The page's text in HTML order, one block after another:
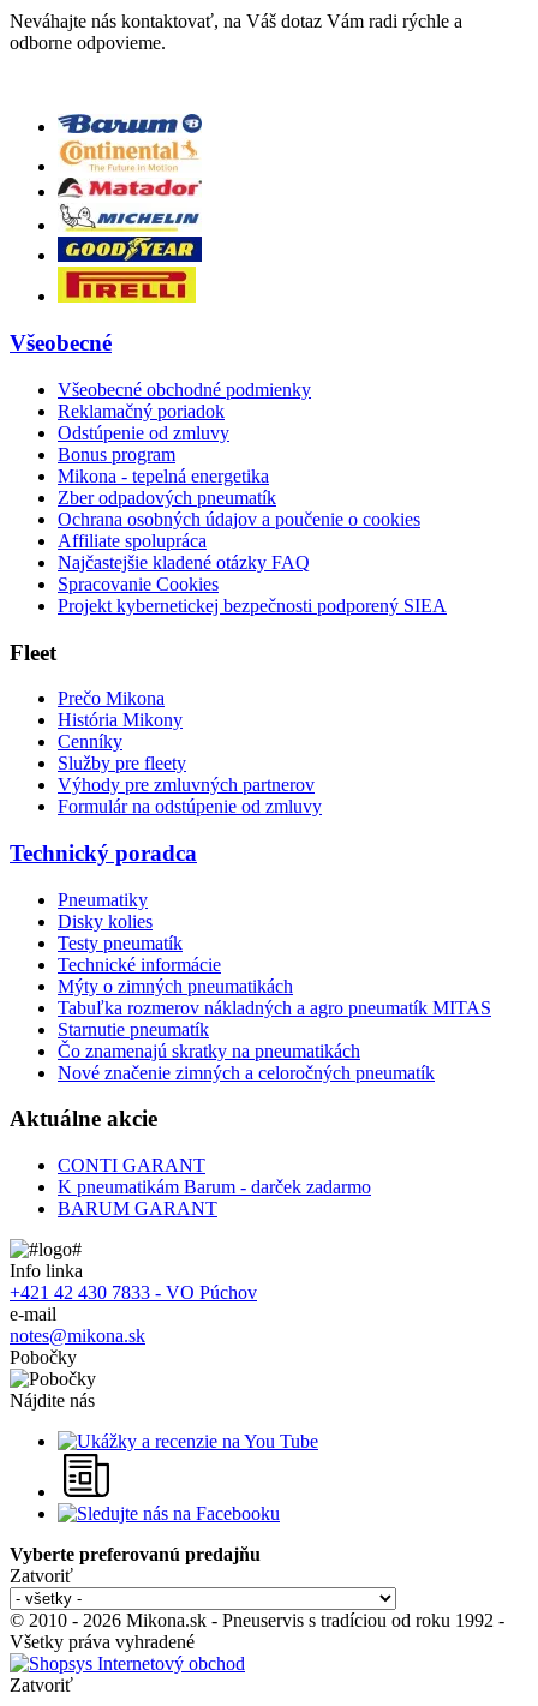
Neváhajte nás kontaktovať, na Váš dotaz Vám radi rýchle a
odborne odpovieme.
Všeobecné
Všeobecné obchodné podmienky
Reklamačný poriadok
Odstúpenie od zmluvy
Bonus program
Mikona - tepelná energetika
Zber odpadových pneumatík
Ochrana osobných údajov a poučenie o cookies
Affiliate spolupráca
Najčastejšie kladené otázky FAQ
Spracovanie Cookies
Projekt kybernetickej bezpečnosti podporený SIEA
Fleet
Prečo Mikona
História Mikony
Cenníky
Služby pre fleety
Výhody pre zmluvných partnerov
Formulár na odstúpenie od zmluvy
Technický poradca
Pneumatiky
Disky kolies
Testy pneumatík
Technické informácie
Mýty o zimných pneumatikách
Tabuľka rozmerov nákladných a agro pneumatík MITAS
Starnutie pneumatík
Čo znamenajú skratky na pneumatikách
Nové značenie zimných a celoročných pneumatík
Aktuálne akcie
CONTI GARANT
K pneumatikám Barum - darček zadarmo
BARUM GARANT
Info linka
+421 42 430 7833 - VO Púchov
e-mail
notes@mikona.sk
Pobočky
Nájdite nás
Vyberte preferovanú predajňu
Zatvoriť
© 2010 - 2026 Mikona.sk - Pneuservis s tradíciou od roku 1992 -
Všetky práva vyhradené
Zatvoriť